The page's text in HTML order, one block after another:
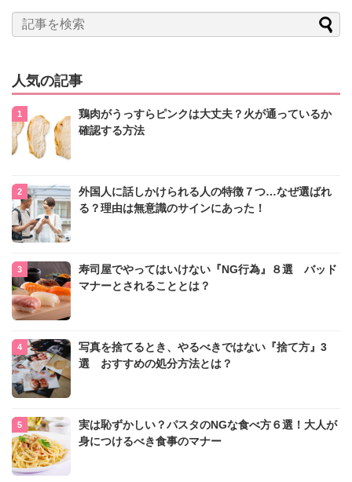
人気の記事
鶏肉がうっすらピンクは大丈夫？火が通っているか
確認する方法
外国人に話しかけられる人の特徴７つ…なぜ選ばれ
る？理由は無意識のサインにあった！
寿司屋でやってはいけない『NG行為』８選 バッド
マナーとされることとは？
写真を捨てるとき、やるべきではない『捨て方』3
選 おすすめの処分方法とは？
実は恥ずかしい？パスタのNGな食べ方６選！大人が
身につけるべき食事のマナー